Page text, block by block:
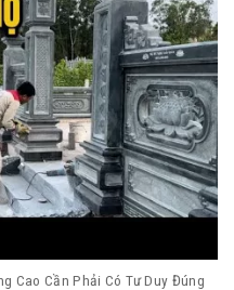
Cao Cần Phải Có Tư Duy Đúng